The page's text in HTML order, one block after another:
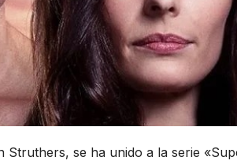
se ha unido a la serie